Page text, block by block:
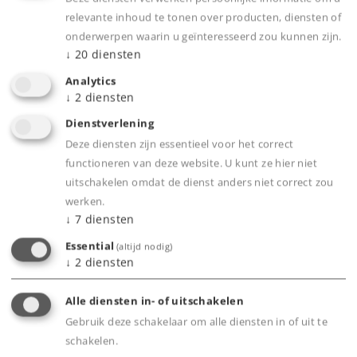
Panoramarijtuigen met transparant dak.
Alle rijtuigen met afneembaar dak en
interieurinrichting.
Kindveilige magneetkoppelingen.
Zeer realistisch treinontwerp.
Net echt! – De Glacier Express is gebaseerd op
zijn originele voorbeeld en valt op door zijn
lengte van 50 cm en de vele details voor kleine
treinliefhebbers.
Eenvoudige bediening – de Märklin Power
Control Stick maakt veel rij-instellingen
mogelijk, zoals vooruit en achteruit, drie
snelheden, geluidseffecten en een
driepuntsfrontsein.
Voor jonge fans – robuuste en gemakkelijk op
te bouwen rails, vast ingebouwde elektronica
relevante inhoud te tonen over producten, diensten of
onderwerpen waarin u geïnteresseerd zou kunnen zijn.
↓ 20 diensten
Analytics
↓ 2 diensten
Dienstverlening
Deze diensten zijn essentieel voor het correct
functioneren van deze website. U kunt ze hier niet
uitschakelen omdat de dienst anders niet correct zou
werken.
↓ 7 diensten
Essential (altijd nodig)
↓ 2 diensten
Alle diensten in- of uitschakelen
Gebruik deze schakelaar om alle diensten in of uit te
schakelen.